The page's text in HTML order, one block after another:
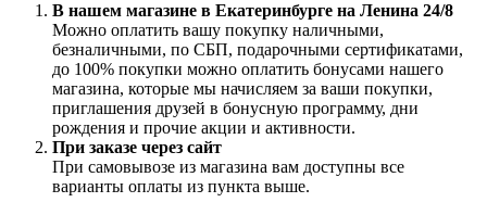
В нашем магазине в Екатеринбурге на Ленина 24/8
Можно оплатить вашу покупку наличными,
безналичными, по СБП, подарочными сертификатами,
до 100% покупки можно оплатить бонусами нашего
магазина, которые мы начисляем за ваши покупки,
приглашения друзей в бонусную программу, дни
рождения и прочие акции и активности.
При заказе через сайт
При самовывозе из магазина вам доступны все
варианты оплаты из пункта выше.